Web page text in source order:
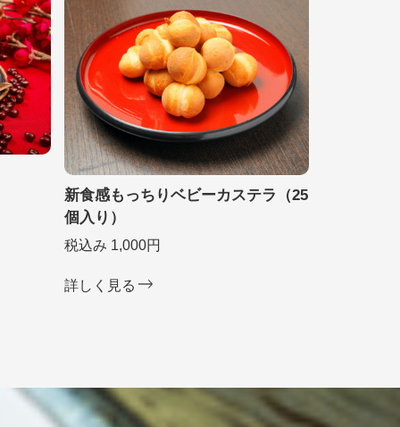
新食感もっちりベビーカステラ（25
個入り）
税込み 1,000円
詳しく見る